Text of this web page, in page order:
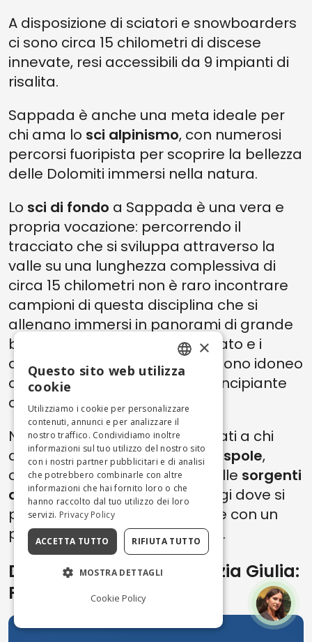
A disposizione di sciatori e snowboarders
ci sono circa 15 chilometri di discese
innevate, resi accessibili da 9 impianti di
risalita.
Sappada è anche una meta ideale per
chi ama lo sci alpinismo, con numerosi
percorsi fuoripista per scoprire la bellezza
delle Dolomiti immersi nella natura.
Lo sci di fondo a Sappada è una vera e
propria vocazione: percorrendo il
tracciato che si sviluppa attraverso la
valle su una lunghezza complessiva di
circa 15 chilometri non è raro incontrare
campioni di questa disciplina che si
allenano immersi in panorami di grande
bellezza. L'ampiezza del tracciato e i
diversi livelli di difficoltà lo rendono idoneo
ad ogni tipo di sciatore, dal principiante
all'esperto.
Non mancano percorsi destinati a chi
ama le passeggiate con leciaspole,
come l’escursione che porta alle sorgenti
del Piaveoppure a baite e rifugi dove si
possono recuperare le energie con un
pranzo a base di prodotti tipici.
Dove sciare in Friuli Venezia Giulia:
Piancavallo
ENGLISH
ITALIAN
×
Questo sito web utilizza
cookie
Utilizziamo i cookie per personalizzare
contenuti, annunci e per analizzare il
nostro traffico. Condividiamo inoltre
informazioni sul tuo utilizzo del nostro sito
con i nostri partner pubblicitari e di analisi
che potrebbero combinarle con altre
informazioni che hai fornito loro o che
hanno raccolto dal tuo utilizzo dei loro
servizi. Privacy Policy
ACCETTA TUTTO RIFIUTA TUTTO
MOSTRA DETTAGLI
Cookie Policy